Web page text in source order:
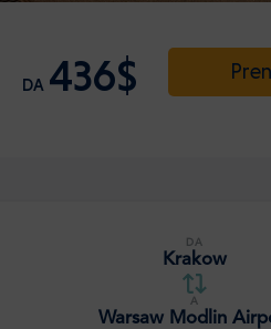
DA 436$
DA
Krakow
A
Warsaw Modlin